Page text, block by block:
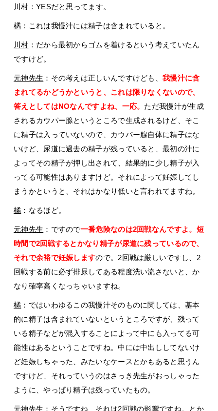
川村 ：YESだと思ってます。
橘 ：これは我慢汁には精子は含まれていると。
川村 ：だから最初からゴムを着けるという考えていたん
ですけど。
元神先生 ：その考えは正しいんですけども、我慢汁に含
まれてるかどうかというと、これは限りなくないので、
答えとしてはNOなんですよね、一応。 ただ我慢汁が生成
されるカウパー腺というところで生成されるけど、そこ
に精子は入っていないので、カウパー腺自体に精子はな
いけど、尿道に過去の精子が残っていると、最初の汁に
よってその精子が押し出されて、結果的に少し精子が入
ってる可能性はありますけど。それによって妊娠してし
まうかというと、それはかなり低いと言われてますね。
橘 ：なるほど。
元神先生 ：ですので一番危険なのは2回戦なんですよ。短
時間で2回戦するとかなり精子が尿道に残っているので、
それで余裕で妊娠しますので。2回戦は厳しいですし、2
回戦する前に必ず排尿してある程度洗い流さないと、か
なり確率高くなっちゃいますね。
橘 ：ではいわゆるこの我慢汁そのものに関しては、基本
的に精子は含まれていないというところですが、残って
いる精子などが混入することによって中にも入ってる可
能性はあるということですね。中には中出ししてないけ
ど妊娠しちゃった、みたいなケースとかもあると思うん
ですけど、それっていうのはさっき先生がおっしゃった
ように、やっぱり精子は残っていたもの。
元神先生 ：そうですね、それは2回戦の影響ですね。とか